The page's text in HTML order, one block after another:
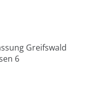
Greifswald
6